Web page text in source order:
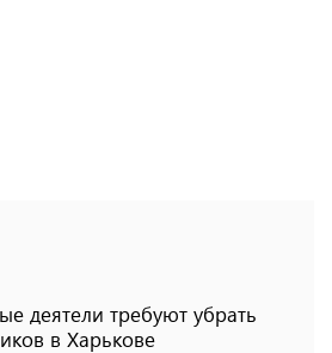
деятели требуют убрать
в Харькове